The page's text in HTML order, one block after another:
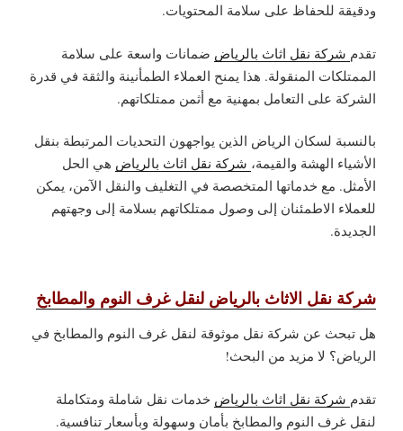
ودقيقة للحفاظ على سلامة المحتويات.
تقدم شركة نقل اثاث بالرياض ضمانات واسعة على سلامة
الممتلكات المنقولة. هذا يمنح العملاء الطمأنينة والثقة في قدرة
الشركة على التعامل بمهنية مع أثمن ممتلكاتهم.
بالنسبة لسكان الرياض الذين يواجهون التحديات المرتبطة بنقل
الأشياء الهشة والقيمة، شركة نقل اثاث بالرياض هي الحل
الأمثل. مع خدماتها المتخصصة في التغليف والنقل الآمن، يمكن
للعملاء الاطمئنان إلى وصول ممتلكاتهم بسلامة إلى وجهتهم
الجديدة.
شركة نقل الاثاث بالرياض لنقل غرف النوم والمطابخ
هل تبحث عن شركة نقل موثوقة لنقل غرف النوم والمطابخ في
الرياض؟ لا مزيد من البحث!
تقدم شركة نقل اثاث بالرياض خدمات نقل شاملة ومتكاملة
لنقل غرف النوم والمطابخ بأمان وسهولة وبأسعار تنافسية.